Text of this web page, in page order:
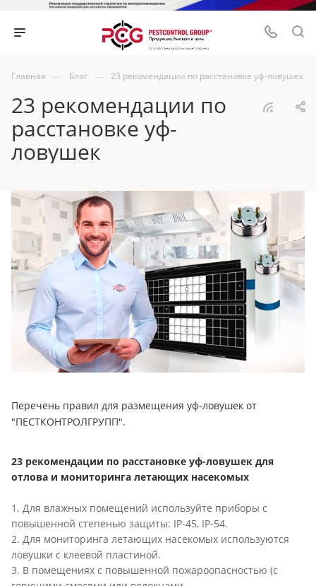
Главная — Блог — 23 рекомендации по расстановке уф-ловушек
23 рекомендации по
расстановке уф-
ловушек
Перечень правил для размещения уф-ловушек от
"ПЕСТКОНТРОЛГРУПП".
23 рекомендации по расстановке уф-ловушек для
отлова и мониторинга летающих насекомых
1. Для влажных помещений используйте приборы с
повышенной степенью защиты: IP-45, IP-54.
2. Для мониторинга летающих насекомых используются
ловушки с клеевой пластиной.
3. В помещениях с повышенной пожароопасностью (с